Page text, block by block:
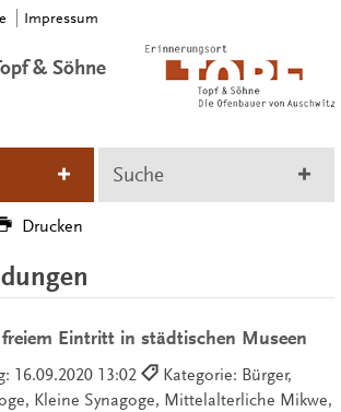
Impressum
& Söhne
Suche
Drucken
Eintritt in städtischen Museen
16.09.2020 13:02
Kategorie: Bürger,
Kleine Synagoge, Mittelalterliche Mikwe,